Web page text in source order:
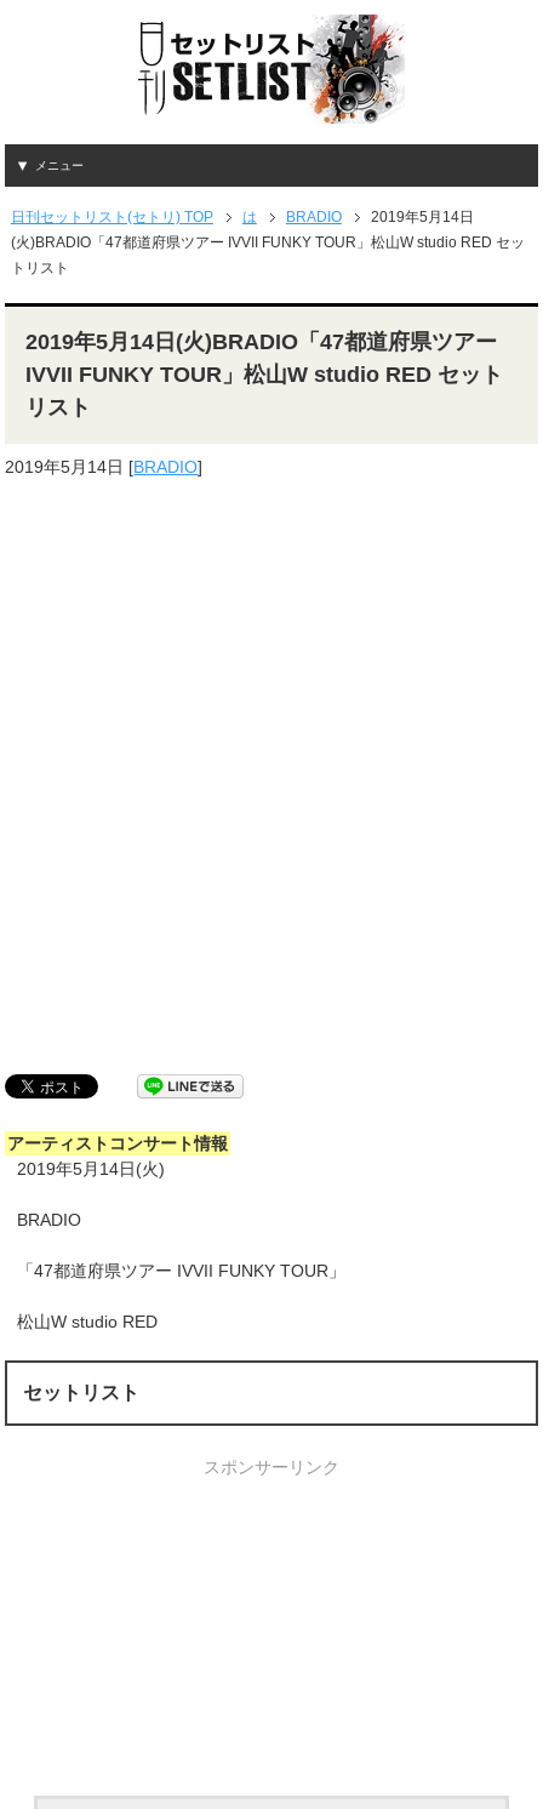
メニュー
日刊セットリスト(セトリ) TOP は BRADIO
2019年5月14日
(火)BRADIO「47都道府県ツアー IVVII FUNKY TOUR」松山W studio RED セッ
トリスト
2019年5月14日(火)BRADIO「47都道府県ツアー
IVVII FUNKY TOUR」松山W studio RED セット
リスト
2019年5月14日 [BRADIO]
アーティストコンサート情報
2019年5月14日(火)
BRADIO
「47都道府県ツアー IVVII FUNKY TOUR」
松山W studio RED
セットリスト
スポンサーリンク